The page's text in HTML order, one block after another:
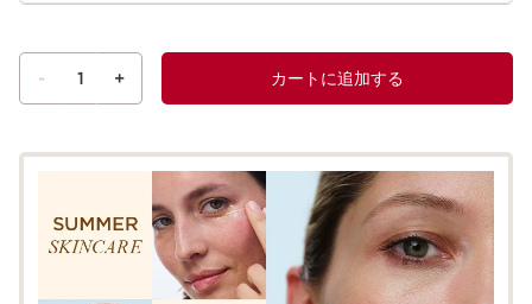
- 1 + カートに追加する